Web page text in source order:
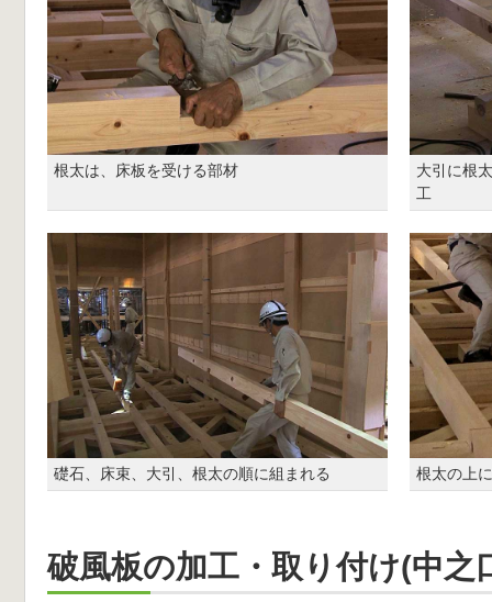
根太は、床板を受ける部材
大引に根
工
礎石、床束、大引、根太の順に組まれる 根太の上
破風板の加工・取り付け(中之